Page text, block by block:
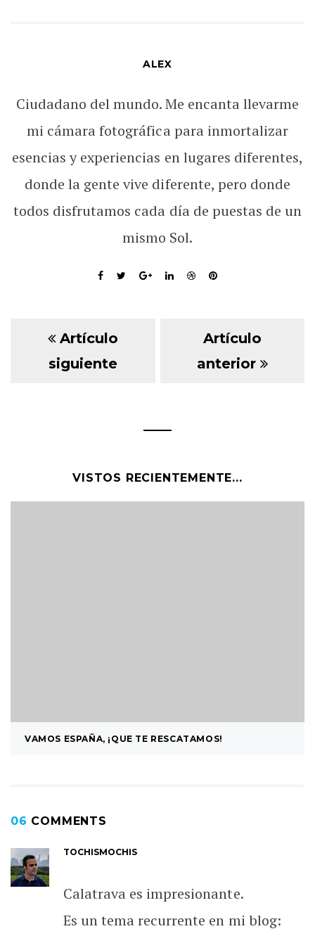
ALEX
Ciudadano del mundo. Me encanta llevarme
mi cámara fotográfica para inmortalizar
esencias y experiencias en lugares diferentes,
donde la gente vive diferente, pero donde
todos disfrutamos cada día de puestas de un
mismo Sol.
Artículo
siguiente
Artículo
anterior
VISTOS RECIENTEMENTE...
VAMOS ESPAÑA, ¡QUE TE RESCATAMOS!
06 COMMENTS
TOCHISMOCHIS
Calatrava es impresionante.
Es un tema recurrente en mi blog: